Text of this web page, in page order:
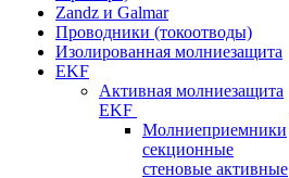
Zandz и Galmar
Проводники (токоотводы)
Изолированная молниезащита
EKF
Активная молниезащита
EKF
Молниеприемники
секционные
стеновые активные